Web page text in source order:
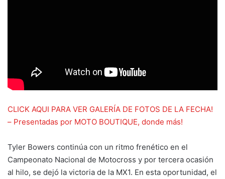
CLICK AQUI PARA VER GALERÍA DE FOTOS DE LA FECHA!
– Presentadas por MOTO BOUTIQUE, donde más!
Tyler Bowers continúa con un ritmo frenético en el
Campeonato Nacional de Motocross y por tercera ocasión
al hilo, se dejó la victoria de la MX1. En esta oportunidad, el